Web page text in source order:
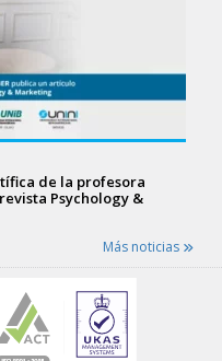
de la profesora
Psychology &
Más noticias